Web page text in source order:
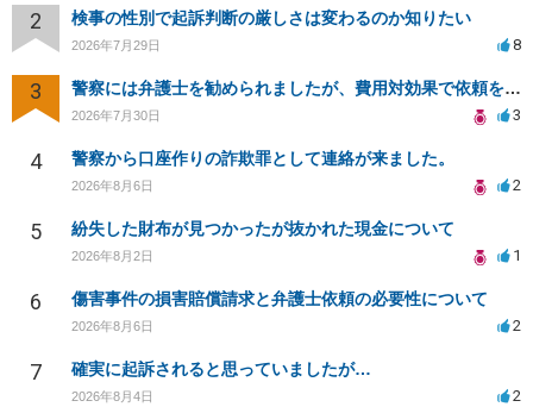
2 検事の性別で起訴判断の厳しさは変わるのか知りたい
2026年7月29日 8
3 警察には弁護士を勧められましたが、費用対効果で依頼をすることを躊躇しています。
2026年7月30日 3
4 警察から口座作りの詐欺罪として連絡が来ました。
2026年8月6日 2
5 紛失した財布が見つかったが抜かれた現金について
2026年8月2日 1
6 傷害事件の損害賠償請求と弁護士依頼の必要性について
2026年8月6日 2
7 確実に起訴されると思っていましたが…
2026年8月4日 2